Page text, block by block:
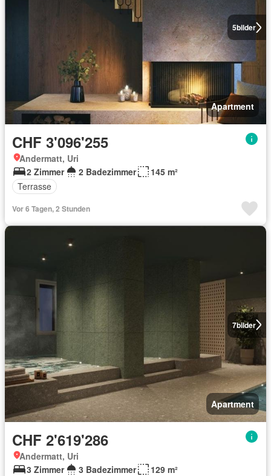
5bilder
Apartment
CHF 3'096'255
Andermatt, Uri
2 Zimmer
2 Badezimmer
145 m²
Terrasse
Vor 6 Tagen, 2 Stunden
7bilder
Apartment
CHF 2'619'286
Andermatt, Uri
3 Zimmer
3 Badezimmer
129 m²